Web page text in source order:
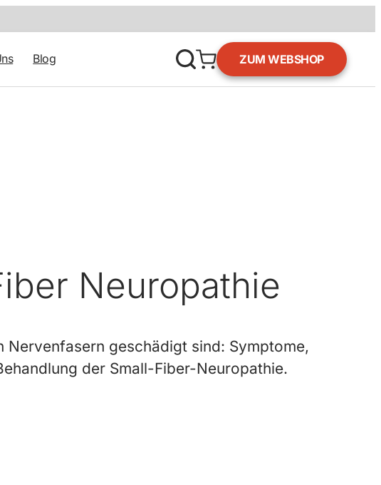
Blog ZUM WEBSHOP
Neuropathie
Nervenfasern geschädigt sind: Symptome,
der Small-Fiber-Neuropathie.